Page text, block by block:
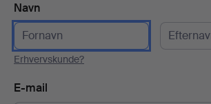
Navn
Erhvervskunde?
E-mail